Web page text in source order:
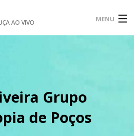
AO VIVO MENU
Grupo
de Poços